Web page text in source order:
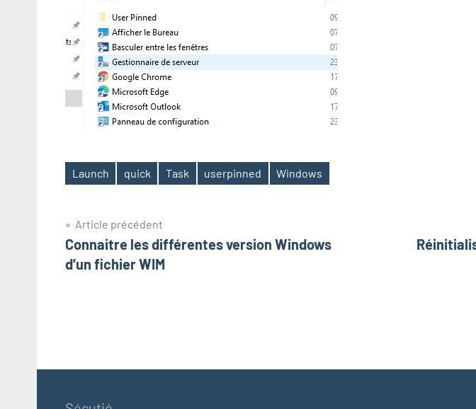
Étiquettes
Launch quick Task userpinned Windows
Navigation
de
Article précédent
Connaitre les différentes version Windows
d’un fichier WIM